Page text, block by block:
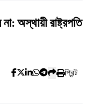
অস্থায়ী রাষ্ট্রপতি
প্রিন্ট